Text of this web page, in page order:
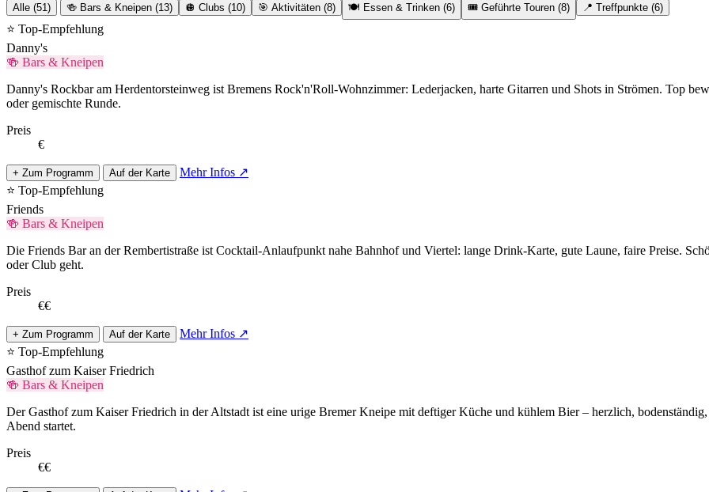
Alle (51)
🍻 Bars & Kneipen (13) 🪩 Clubs (10) 🎯 Aktivitäten (8) 🍽️ Essen & Trinken (6) 🎟️ Geführte Touren (8) 📍 Treffpunkte (6)
⭐ Top-Empfehlung
Danny's
🍻 Bars & Kneipen
Danny's Rockbar am Herdentorsteinweg ist Bremens Rock'n'Roll-Wohnzimmer: Lederjacken, harte Gitarren und Shots in Strömen. Top
oder gemischte Runde.
Preis
€
+ Zum Programm Auf der Karte
Mehr Infos ↗
⭐ Top-Empfehlung
Friends
🍻 Bars & Kneipen
Die Friends Bar an der Rembertistraße ist Cocktail-Anlaufpunkt nahe Bahnhof und Viertel: lange Drink-Karte, gute Laune, faire Preise.
oder Club geht.
Preis
€€
+ Zum Programm Auf der Karte
Mehr Infos ↗
⭐ Top-Empfehlung
Gasthof zum Kaiser Friedrich
🍻 Bars & Kneipen
Der Gasthof zum Kaiser Friedrich in der Altstadt ist eine urige Bremer Kneipe mit deftiger Küche und kühlem Bier – herzlich,
Abend startet.
Preis
€€